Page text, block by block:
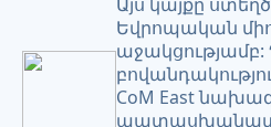
Եվրոպական
CoM East